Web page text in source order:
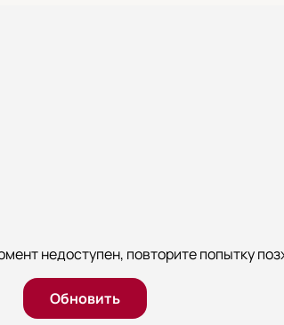
недоступен, повторите попытку
Обновить